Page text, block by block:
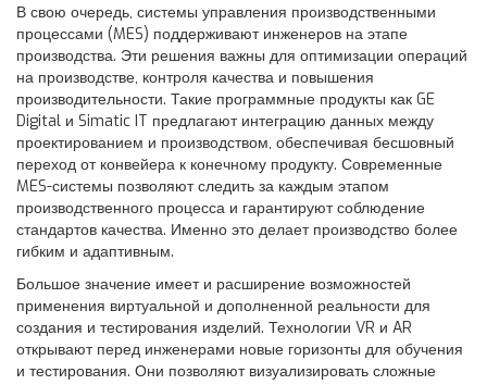
В свою очередь, системы управления производственными
процессами (MES) поддерживают инженеров на этапе
производства. Эти решения важны для оптимизации операций
на производстве, контроля качества и повышения
производительности. Такие программные продукты как GE
Digital и Simatic IT предлагают интеграцию данных между
проектированием и производством, обеспечивая бесшовный
переход от конвейера к конечному продукту. Современные
MES-системы позволяют следить за каждым этапом
производственного процесса и гарантируют соблюдение
стандартов качества. Именно это делает производство более
гибким и адаптивным.
Большое значение имеет и расширение возможностей
применения виртуальной и дополненной реальности для
создания и тестирования изделий. Технологии VR и AR
открывают перед инженерами новые горизонты для обучения
и тестирования. Они позволяют визуализировать сложные